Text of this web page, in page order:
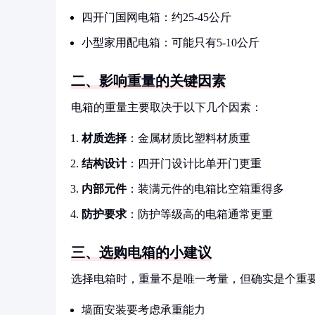
四开门国网电箱：约25-45公斤
小型家用配电箱：可能只有5-10公斤
二、影响重量的关键因素
电箱的重量主要取决于以下几个因素：
材质选择 ：金属材质比塑料材质重
结构设计：四开门设计比单开门更重
内部元件：装满元件的电箱比空箱重得多
防护要求 ：防护等级高的电箱通常更重
三、选购电箱的小建议
选择电箱时，重量不是唯一考量，但确实是个重
墙面安装要考虑承重能力